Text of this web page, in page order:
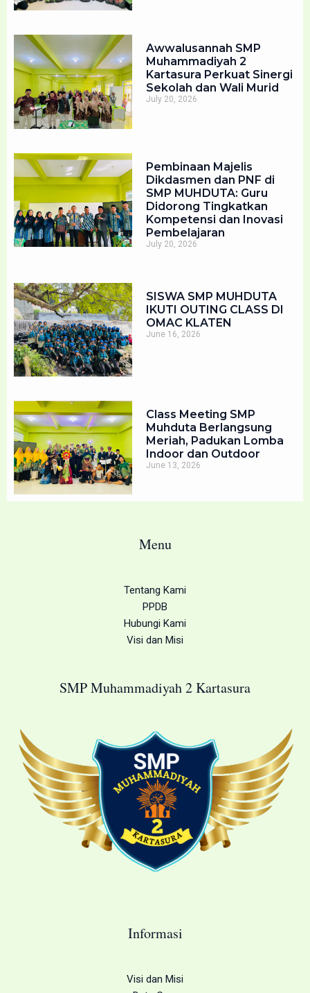
Awwalusannah SMP
Muhammadiyah 2
Kartasura Perkuat Sinergi
Sekolah dan Wali Murid
July 20, 2026
Pembinaan Majelis
Dikdasmen dan PNF di
SMP MUHDUTA: Guru
Didorong Tingkatkan
Kompetensi dan Inovasi
Pembelajaran
July 20, 2026
SISWA SMP MUHDUTA
IKUTI OUTING CLASS DI
OMAC KLATEN
June 16, 2026
Class Meeting SMP
Muhduta Berlangsung
Meriah, Padukan Lomba
Indoor dan Outdoor
June 13, 2026
Menu
Tentang Kami
PPDB
Hubungi Kami
Visi dan Misi
SMP Muhammadiyah 2 Kartasura
Informasi
Visi dan Misi